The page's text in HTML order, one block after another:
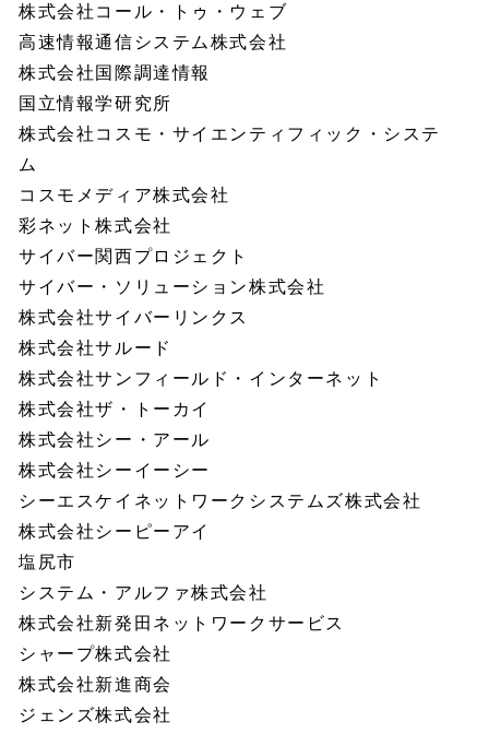
株式会社コール・トゥ・ウェブ
高速情報通信システム株式会社
株式会社国際調達情報
国立情報学研究所
株式会社コスモ・サイエンティフィック・システ
ム
コスモメディア株式会社
彩ネット株式会社
サイバー関西プロジェクト
サイバー・ソリューション株式会社
株式会社サイバーリンクス
株式会社サルード
株式会社サンフィールド・インターネット
株式会社ザ・トーカイ
株式会社シー・アール
株式会社シーイーシー
シーエスケイネットワークシステムズ株式会社
株式会社シーピーアイ
塩尻市
システム・アルファ株式会社
株式会社新発田ネットワークサービス
シャープ株式会社
株式会社新進商会
ジェンズ株式会社